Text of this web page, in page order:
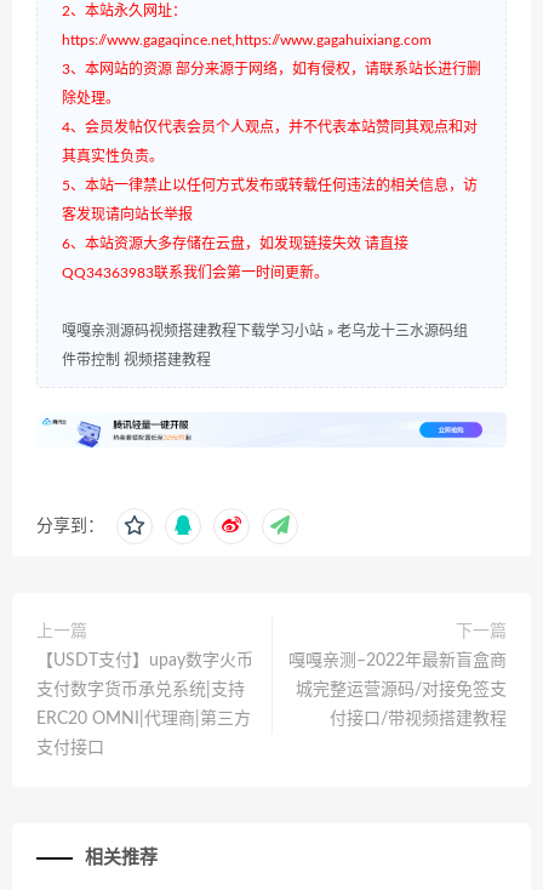
2、本站永久网址：
https://www.gagaqince.net,https://www.gagahuixiang.com
3、本网站的资源 部分来源于网络，如有侵权，请联系站长进行删
除处理。
4、会员发帖仅代表会员个人观点，并不代表本站赞同其观点和对
其真实性负责。
5、本站一律禁止以任何方式发布或转载任何违法的相关信息，访
客发现请向站长举报
6、本站资源大多存储在云盘，如发现链接失效 请直接
QQ34363983联系我们会第一时间更新。
嘎嘎亲测源码视频搭建教程下载学习小站 » 老乌龙十三水源码组
件带控制 视频搭建教程
分享到：
上一篇
【USDT支付】upay数字火币
支付数字货币承兑系统|支持
ERC20 OMNI|代理商|第三方
支付接口
下一篇
嘎嘎亲测–2022年最新盲盒商
城完整运营源码/对接免签支
付接口/带视频搭建教程
相关推荐